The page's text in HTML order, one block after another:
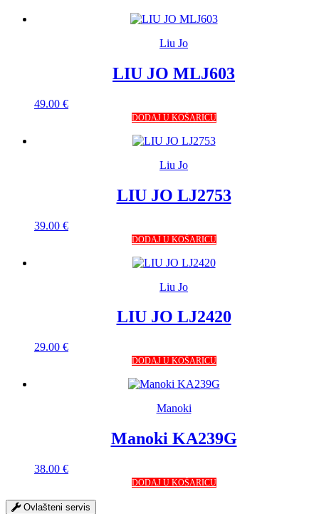
Liu Jo
LIU JO MLJ603
49.00 €
DODAJ U KOŠARICU
Liu Jo
LIU JO LJ2753
39.00 €
DODAJ U KOŠARICU
Liu Jo
LIU JO LJ2420
29.00 €
DODAJ U KOŠARICU
Manoki
Manoki KA239G
38.00 €
DODAJ U KOŠARICU
Ovlašteni servis